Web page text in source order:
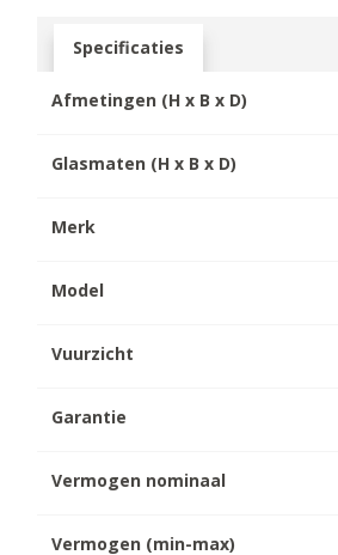
Specificaties
Afmetingen (H x B x D)
Glasmaten (H x B x D)
Merk
Model
Vuurzicht
Garantie
Vermogen nominaal
Vermogen (min-max)